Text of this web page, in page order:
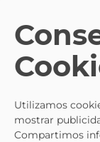
Composición
TE PUEDE
Utilizamos
mostrar
Compartimos